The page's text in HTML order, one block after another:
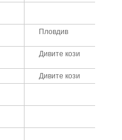
Пловдив
Дивите кози
Дивите кози